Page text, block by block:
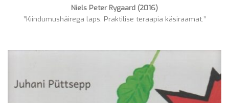
Niels Peter Rygaard (2016)
”Kiindumushäirega laps. Praktilise teraapia käsiraamat.”